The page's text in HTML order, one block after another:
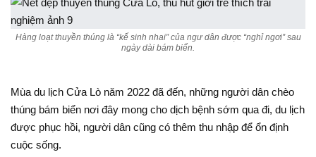
Hàng loạt thuyền thúng là “kế sinh nhai” của ngư dân được “nghỉ ngơi” sau
ngày dài bám biển.
Mùa du lịch Cửa Lò năm 2022 đã đến, những người dân chèo
thúng bám biển nơi đây mong cho dịch bệnh sớm qua đi, du lịch
được phục hồi, người dân cũng có thêm thu nhập để ổn định
cuộc sống.